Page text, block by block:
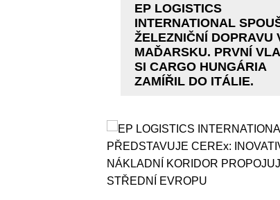
EP LOGISTICS
INTERNATIONAL
ŽELEZNIČNÍ DOPRAVU
MAĎARSKU. PRVNÍ
SI CARGO HUNGÁRIA
ZAMÍŘIL DO ITÁLIE.